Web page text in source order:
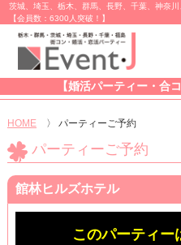
茨城、埼玉、栃木、群馬、長野、千葉、神奈
【会員数：6300人突破！】
【婚活パーティー・合
HOME 〉 パーティーご予約
パーティーご予約
館林ヒルズホテル
このパーティー